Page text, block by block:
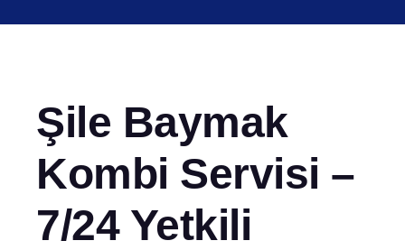
Şile Baymak
Kombi Servisi –
7/24 Yetkili